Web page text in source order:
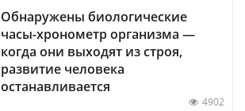
Обнаружены биологические
часы-хронометр организма —
когда они выходят из строя,
развитие человека
останавливается
4902